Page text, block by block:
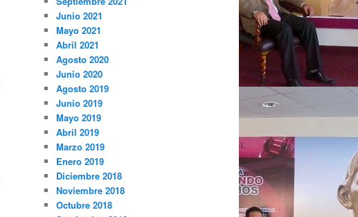
Junio 2021
Mayo 2021
Abril 2021
Agosto 2020
Junio 2020
Agosto 2019
Junio 2019
Mayo 2019
Abril 2019
Marzo 2019
Enero 2019
Diciembre 2018
Noviembre 2018
Octubre 2018